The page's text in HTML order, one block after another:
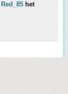
Red_85 het